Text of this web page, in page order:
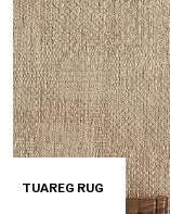
TUAREG RUG